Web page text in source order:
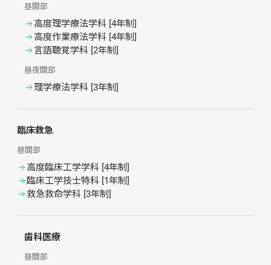
昼間部
高度理学療法学科 [4年制]
高度作業療法学科 [4年制]
言語聴覚学科 [2年制]
昼夜間部
理学療法学科 [3年制]
臨床救急
昼間部
高度臨床工学学科 [4年制]
臨床工学技士特科 [1年制]
救急救命学科 [3年制]
歯科医療
昼間部